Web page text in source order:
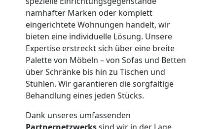
namhafter Marken oder komplett
eingerichtete Wohnungen handelt, wir
bieten eine individuelle Lösung. Unsere
Expertise erstreckt sich über eine breite
Palette von Möbeln – von Sofas und Betten
über Schränke bis hin zu Tischen und
Stühlen. Wir garantieren die sorgfältige
Behandlung eines jeden Stücks.
Dank unseres umfassenden
Partnernetzwerkssind wir in der Lage,
Möbelmontage
Feldkirch
Möbeltransport
Feldkirch